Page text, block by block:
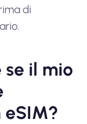
di
il mio